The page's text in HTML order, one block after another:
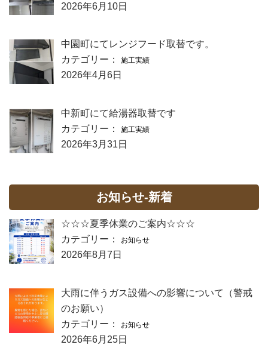
2026年6月10日
中園町にてレンジフード取替です。
カテゴリー：
施工実績
2026年4月6日
中新町にて給湯器取替です
カテゴリー：
施工実績
2026年3月31日
お知らせ-新着
☆☆☆夏季休業のご案内☆☆☆
カテゴリー：
お知らせ
2026年8月7日
大雨に伴うガス設備への影響について（警戒
のお願い）
カテゴリー：
お知らせ
2026年6月25日